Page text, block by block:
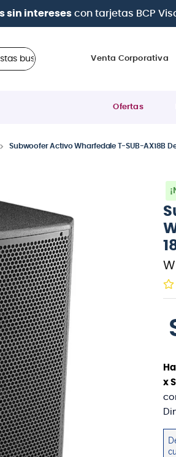
cuotasdesde 0% de interés con
Venta Corporativa
Ofertas
Subwoofer Activo Wharfedale T-SUB-AX18B
x